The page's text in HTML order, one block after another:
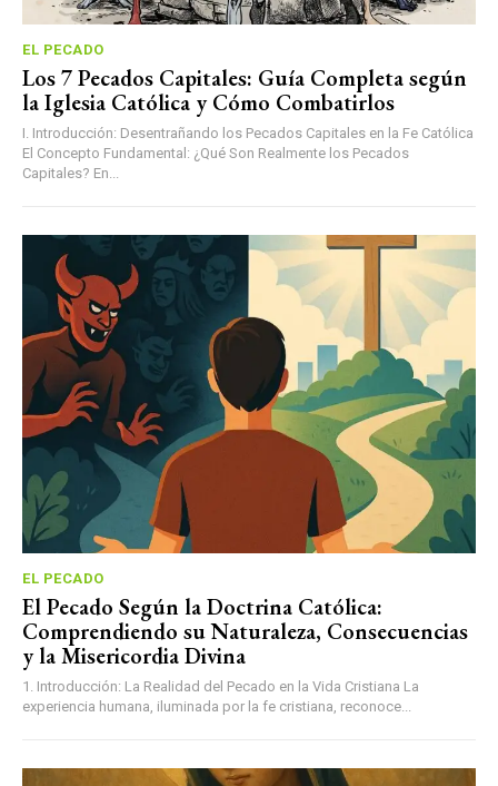
EL PECADO
Los 7 Pecados Capitales: Guía Completa según
la Iglesia Católica y Cómo Combatirlos
I. Introducción: Desentrañando los Pecados Capitales en la Fe Católica
El Concepto Fundamental: ¿Qué Son Realmente los Pecados
Capitales? En...
EL PECADO
El Pecado Según la Doctrina Católica:
Comprendiendo su Naturaleza, Consecuencias
y la Misericordia Divina
1. Introducción: La Realidad del Pecado en la Vida Cristiana La
experiencia humana, iluminada por la fe cristiana, reconoce...